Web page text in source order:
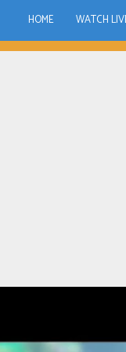
HOME WATCH